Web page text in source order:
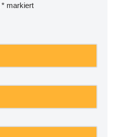
* markiert